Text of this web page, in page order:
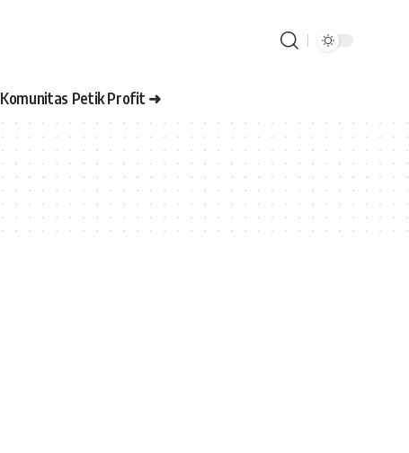
Komunitas Petik Profit ➜